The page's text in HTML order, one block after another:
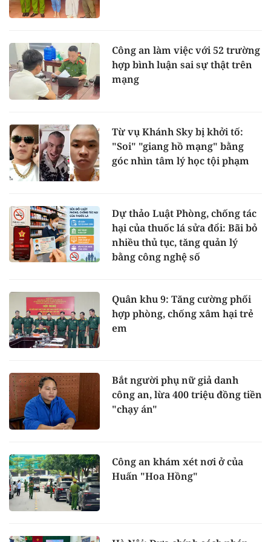
Công an làm việc với 52 trường
hợp bình luận sai sự thật trên
mạng
Từ vụ Khánh Sky bị khởi tố:
"Soi" "giang hồ mạng" bằng
góc nhìn tâm lý học tội phạm
Dự thảo Luật Phòng, chống tác
hại của thuốc lá sửa đổi: Bãi bỏ
nhiều thủ tục, tăng quản lý
bằng công nghệ số
Quân khu 9: Tăng cường phối
hợp phòng, chống xâm hại trẻ
em
Bắt người phụ nữ giả danh
công an, lừa 400 triệu đồng tiền
"chạy án"
Công an khám xét nơi ở của
Huấn "Hoa Hồng"